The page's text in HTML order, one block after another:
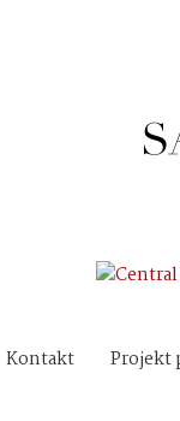
Kontakt Projekt